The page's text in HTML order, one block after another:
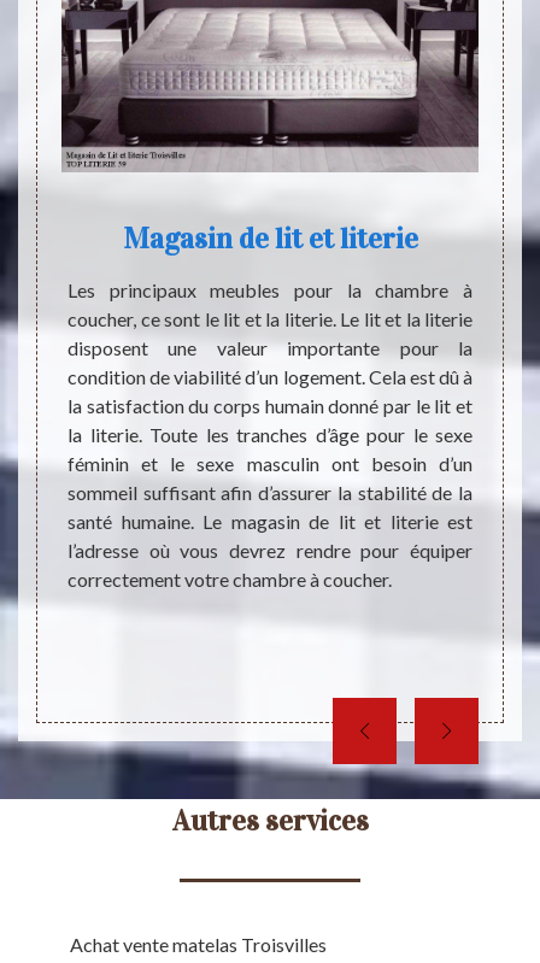
Ce
et le
un
le lit
Magasin de lit et literie
Les principaux meubles pour la chambre à
coucher, ce sont le lit et la literie. Le lit et la literie
disposent une valeur importante pour la
condition de viabilité d’un logement. Cela est dû à
la satisfaction du corps humain donné par le lit et
la literie. Toute les tranches d’âge pour le sexe
féminin et le sexe masculin ont besoin d’un
sommeil suffisant afin d’assurer la stabilité de la
santé humaine. Le magasin de lit et literie est
l’adresse où vous devrez rendre pour équiper
correctement votre chambre à coucher.
lit.
Autres services
Achat vente matelas Troisvilles